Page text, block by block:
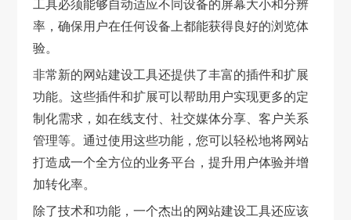
工具必须能够自动适应不同设备的屏幕大小和分辨
率，确保用户在任何设备上都能获得良好的浏览体
验。
非常新的网站建设工具还提供了丰富的插件和扩展
功能。这些插件和扩展可以帮助用户实现更多的定
制化需求，如在线支付、社交媒体分享、客户关系
管理等。通过使用这些功能，您可以轻松地将网站
打造成一个全方位的业务平台，提升用户体验并增
加转化率。
除了技术和功能，一个杰出的网站建设工具还应该